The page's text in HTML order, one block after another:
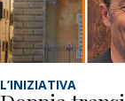
L’INIZIATIVA